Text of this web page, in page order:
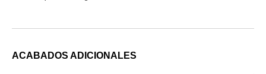
ACABADOS ADICIONALES